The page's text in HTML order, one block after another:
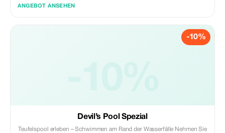
ANGEBOT ANSEHEN
-10%
Devil’s Pool Spezial
Teufelspool erleben – Schwimmen am Rand der Wasserfälle Nehmen Sie